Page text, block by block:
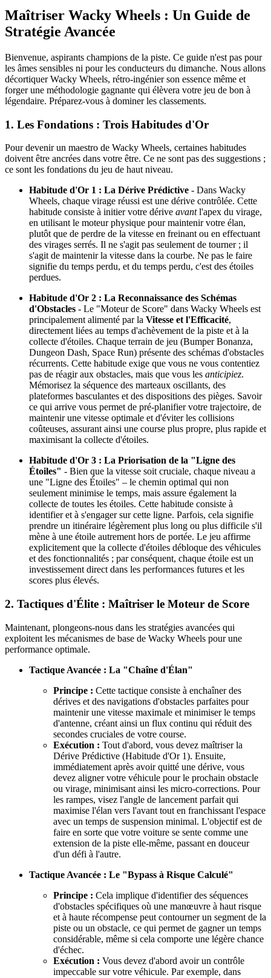
Maîtriser Wacky Wheels : Un Guide de
Stratégie Avancée
Bienvenue, aspirants champions de la piste. Ce guide n'est pas pour
les âmes sensibles ni pour les conducteurs du dimanche. Nous allons
décortiquer Wacky Wheels, rétro-ingénier son essence même et
forger une méthodologie gagnante qui élèvera votre jeu de bon à
légendaire. Préparez-vous à dominer les classements.
1. Les Fondations : Trois Habitudes d'Or
Pour devenir un maestro de Wacky Wheels, certaines habitudes
doivent être ancrées dans votre être. Ce ne sont pas des suggestions ;
ce sont les fondations du jeu de haut niveau.
Habitude d'Or 1 : La Dérive Prédictive - Dans Wacky
Wheels, chaque virage réussi est une dérive contrôlée. Cette
habitude consiste à initier votre dérive avantl'apex du virage,
en utilisant le moteur physique pour maintenir votre élan,
plutôt que de perdre de la vitesse en freinant ou en effectuant
des virages serrés. Il ne s'agit pas seulement de tourner ; il
s'agit de maintenir la vitesse dans la courbe. Ne pas le faire
signifie du temps perdu, et du temps perdu, c'est des étoiles
perdues.
Habitude d'Or 2 : La Reconnaissance des Schémas
d'Obstacles - Le "Moteur de Score" dans Wacky Wheels est
principalement alimenté par la Vitesse et l'Efficacité,
directement liées au temps d'achèvement de la piste et à la
collecte d'étoiles. Chaque terrain de jeu (Bumper Bonanza,
Dungeon Dash, Space Run) présente des schémas d'obstacles
récurrents. Cette habitude exige que vous ne vous contentiez
pas de réagir aux obstacles, mais que vous les anticipiez.
Mémorisez la séquence des marteaux oscillants, des
plateformes basculantes et des dispositions des pièges. Savoir
ce qui arrive vous permet de pré-planifier votre trajectoire, de
maintenir une vitesse optimale et d'éviter les collisions
coûteuses, assurant ainsi une course plus propre, plus rapide et
maximisant la collecte d'étoiles.
Habitude d'Or 3 : La Priorisation de la "Ligne des
Étoiles" - Bien que la vitesse soit cruciale, chaque niveau a
une "Ligne des Étoiles" – le chemin optimal qui non
seulement minimise le temps, mais assure également la
collecte de toutes les étoiles. Cette habitude consiste à
identifier et à s'engager sur cette ligne. Parfois, cela signifie
prendre un itinéraire légèrement plus long ou plus difficile s'il
mène à une étoile autrement hors de portée. Le jeu affirme
explicitement que la collecte d'étoiles débloque des véhicules
et des fonctionnalités ; par conséquent, chaque étoile est un
investissement direct dans les performances futures et les
scores plus élevés.
2. Tactiques d'Élite : Maîtriser le Moteur de Score
Maintenant, plongeons-nous dans les stratégies avancées qui
exploitent les mécanismes de base de Wacky Wheels pour une
performance optimale.
Tactique Avancée : La "Chaîne d'Élan"
Principe : Cette tactique consiste à enchaîner des
dérives et des navigations d'obstacles parfaites pour
maintenir une vitesse maximale et minimiser le temps
d'antenne, créant ainsi un flux continu qui réduit des
secondes cruciales de votre course.
Exécution : Tout d'abord, vous devez maîtriser la
Dérive Prédictive (Habitude d'Or 1). Ensuite,
immédiatement après avoir quitté une dérive, vous
devez aligner votre véhicule pour le prochain obstacle
ou virage, minimisant ainsi les micro-corrections. Pour
les rampes, visez l'angle de lancement parfait qui
maximise l'élan vers l'avant tout en franchissant l'espace
avec un temps de suspension minimal. L'objectif est de
faire en sorte que votre voiture se sente comme une
extension de la piste elle-même, passant en douceur
d'un défi à l'autre.
Tactique Avancée : Le "Bypass à Risque Calculé"
Principe : Cela implique d'identifier des séquences
d'obstacles spécifiques où une manœuvre à haut risque
et à haute récompense peut contourner un segment de la
piste ou un obstacle, ce qui permet de gagner un temps
considérable, même si cela comporte une légère chance
d'échec.
Exécution : Vous devez d'abord avoir un contrôle
impeccable sur votre véhicule. Par exemple, dans